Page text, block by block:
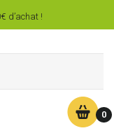
d’achat !
0